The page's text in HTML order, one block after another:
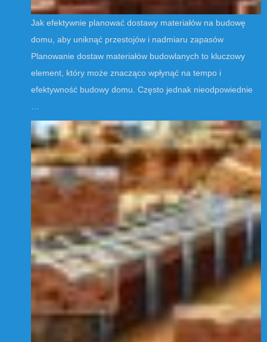
Jak efektywnie planować dostawy materiałów na budowę
domu, aby uniknąć przestojów i nadmiaru zapasów
Planowanie dostaw materiałów budowlanych to kluczowy
element, który może znacząco wpłynąć na tempo i
efektywność budowy domu. Często jednak nieodpowiednie